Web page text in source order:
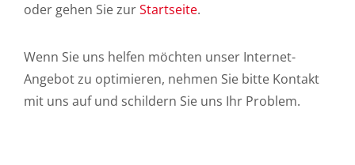
oder gehen Sie zurStartseite.
Wenn Sie uns helfen möchten unser Internet-
Angebot zu optimieren, nehmen Sie bitte Kontakt
mit uns auf und schildern Sie uns Ihr Problem.